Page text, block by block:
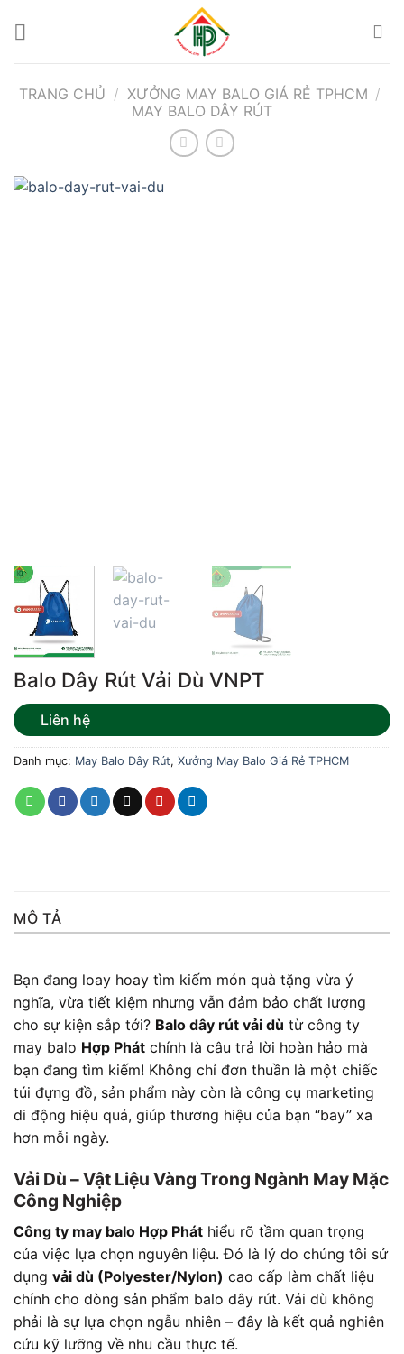
TRANG CHỦ / XƯỞNG MAY BALO GIÁ RẺ TPHCM /
MAY BALO DÂY RÚT
Balo Dây Rút Vải Dù VNPT
Liên hệ
Danh mục: May Balo Dây Rút, Xưởng May Balo Giá Rẻ TPHCM
MÔ TẢ
Bạn đang loay hoay tìm kiếm món quà tặng vừa ý
nghĩa, vừa tiết kiệm nhưng vẫn đảm bảo chất lượng
cho sự kiện sắp tới? Balo dây rút vải dù từ công ty
may balo Hợp Phát chính là câu trả lời hoàn hảo mà
bạn đang tìm kiếm! Không chỉ đơn thuần là một chiếc
túi đựng đồ, sản phẩm này còn là công cụ marketing
di động hiệu quả, giúp thương hiệu của bạn “bay” xa
hơn mỗi ngày.
Vải Dù – Vật Liệu Vàng Trong Ngành May Mặc
Công Nghiệp
Công ty may balo Hợp Phát hiểu rõ tầm quan trọng
của việc lựa chọn nguyên liệu. Đó là lý do chúng tôi sử
dụng vải dù (Polyester/Nylon) cao cấp làm chất liệu
chính cho dòng sản phẩm balo dây rút. Vải dù không
phải là sự lựa chọn ngẫu nhiên – đây là kết quả nghiên
cứu kỹ lưỡng về nhu cầu thực tế.